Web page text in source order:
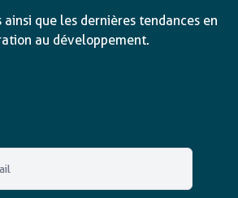
ainsi que les dernières tendances en
au développement.